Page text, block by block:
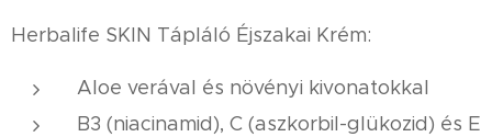
Herbalife SKIN Tápláló Éjszakai Krém:
Aloe verával és növényi kivonatokkal
B3 (niacinamid), C (aszkorbil-glükozid) és E